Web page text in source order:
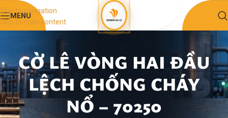
Skip to navigation
Skip to main content
MENU
CỜ LÊ VÒNG HAI ĐẦU
LỆCH CHỐNG CHÁY
NỔ – 70250